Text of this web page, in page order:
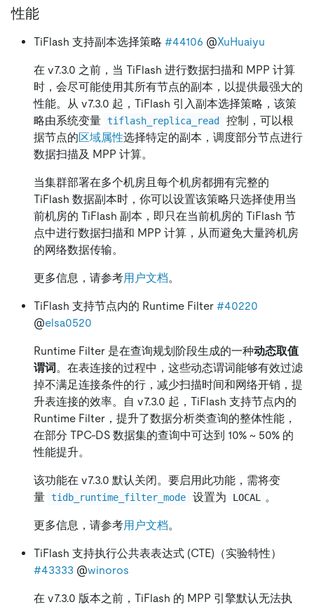
性能
TiFlash 支持副本选择策略 #44106 @XuHuaiyu
在 v7.3.0 之前，当 TiFlash 进行数据扫描和 MPP 计算
时，会尽可能使用其所有节点的副本，以提供最强大的
性能。从 v7.3.0 起，TiFlash 引入副本选择策略，该策
略由系统变量 tiflash_replica_read
控制，可以根
据节点的区域属性选择特定的副本，调度部分节点进行
数据扫描及 MPP 计算。
当集群部署在多个机房且每个机房都拥有完整的
TiFlash 数据副本时，你可以设置该策略只选择使用当
前机房的 TiFlash 副本，即只在当前机房的 TiFlash 节
点中进行数据扫描和 MPP 计算，从而避免大量跨机房
的网络数据传输。
更多信息，请参考用户文档。
TiFlash 支持节点内的 Runtime Filter #40220
@elsa0520
Runtime Filter 是在查询规划阶段生成的一种动态取值
谓词 。在表连接的过程中，这些动态谓词能够有效过滤
掉不满足连接条件的行，减少扫描时间和网络开销，提
升表连接的效率。自 v7.3.0 起，TiFlash 支持节点内的
Runtime Filter，提升了数据分析类查询的整体性能，
在部分 TPC-DS 数据集的查询中可达到 10% ~ 50% 的
性能提升。
该功能在 v7.3.0 默认关闭。要启用此功能，需将变
量 tidb_runtime_filter_mode 设置为 LOCAL 。
更多信息，请参考用户文档。
TiFlash 支持执行公共表表达式 (CTE)（实验特性）
#43333 @winoros
在 v7.3.0 版本之前，TiFlash 的 MPP 引擎默认无法执